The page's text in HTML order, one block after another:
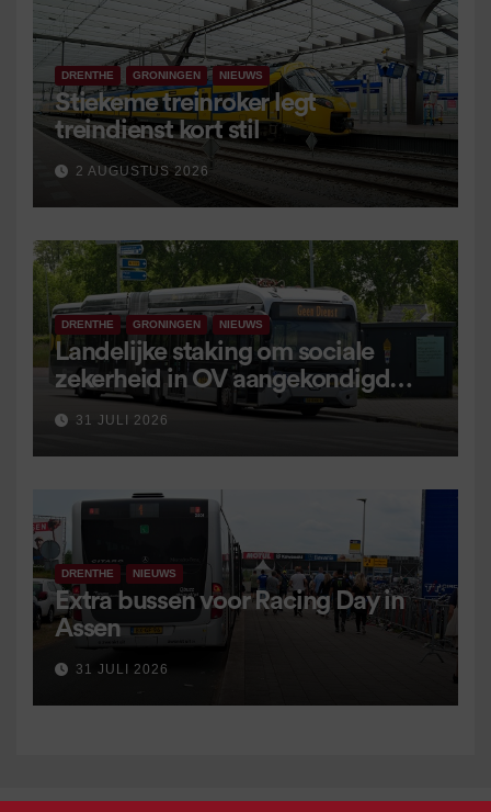
DRENTHE GRONINGEN NIEUWS
Stiekeme treinroker legt
treindienst kort stil
2 AUGUSTUS 2026
DRENTHE GRONINGEN NIEUWS
Landelijke staking om sociale
zekerheid in OV aangekondigd
voor 9 september
31 JULI 2026
DRENTHE NIEUWS
Extra bussen voor Racing Day in
Assen
31 JULI 2026